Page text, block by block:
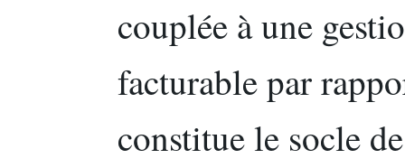
couplée à une
facturable par
constitue le socle